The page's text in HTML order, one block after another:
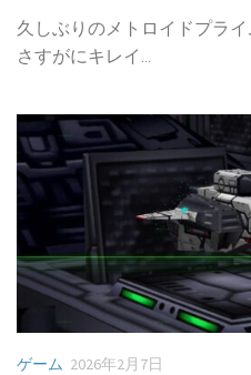
久しぶりのメトロイドプラ
さすがにキレイ...
ゲーム 2026年2月7日